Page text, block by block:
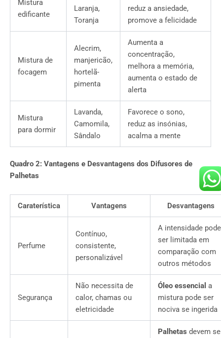
Mistura
edificante
Laranja,
Toranja
reduz a ansiedade,
promove a felicidade
Mistura de
focagem
Alecrim,
manjericão,
hortelã-
pimenta
Aumenta a
concentração,
melhora a memória,
aumenta o estado de
alerta
Mistura
para dormir
Lavanda,
Camomila,
Sândalo
Favorece o sono,
reduz as insónias,
acalma a mente
Quadro 2: Vantagens e Desvantagens dos Difusores de
Palhetas
Caraterística Vantagens Desvantagens
Perfume
Contínuo,
consistente,
personalizável
A intensidade pode
ser limitada em
comparação com
outros métodos
Segurança
Não necessita de
calor, chamas ou
eletricidade
Óleo essencial a
mistura pode ser
nociva se ingerida
Palhetas devem